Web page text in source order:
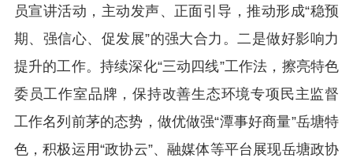
员宣讲活动，主动发声、正面引导，推动形成“稳预
期、强信心、促发展”的强大合力。二是做好影响力
提升的工作。持续深化“三动四线”工作法，擦亮特色
委员工作室品牌，保持改善生态环境专项民主监督
工作名列前茅的态势，做优做强“潭事好商量”岳塘特
色，积极运用“政协云”、融媒体等平台展现岳塘政协